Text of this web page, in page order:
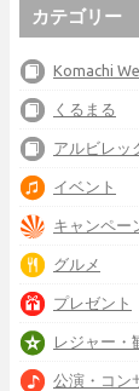
カテゴリー
Komachi
くるまる
アルビレッ
イベント
キャンペー
グルメ
プレゼント
レジャー・
公演・コン